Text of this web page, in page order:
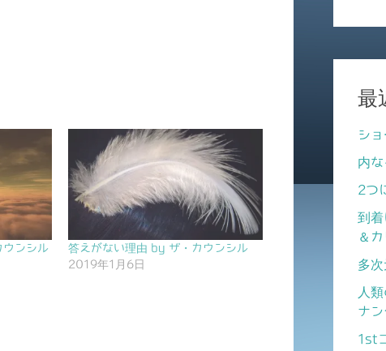
ンシル
答えがない理由 by ザ・カウンシル
2019年1月6日
最
シ
内
2つ
到
＆
多
人
ナン
1st